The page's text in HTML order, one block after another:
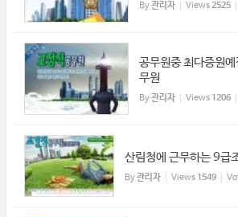
By관리자 Views2525
공무원중 최다증원
무원
By관리자 Views 1206
산림청에 근무하는 9급
By관리자 Views 1549